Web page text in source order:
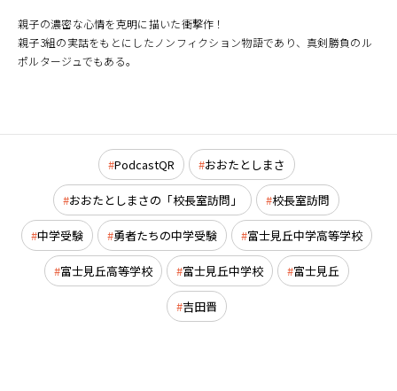
親子の濃密な心情を克明に描いた衝撃作！
親子3組の実話をもとにしたノンフィクション物語であり、真剣勝負のル
ポルタージュでもある。
PodcastQR おおたとしまさ
おおたとしまさの「校長室訪問」 校長室訪問
中学受験 勇者たちの中学受験 富士見丘中学高等学校
富士見丘高等学校 富士見丘中学校 富士見丘
吉田晋